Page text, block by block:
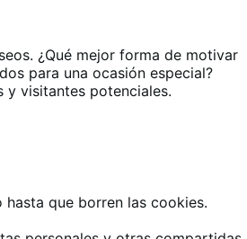
¿Qué mejor forma de motivar
para una ocasión especial?
y visitantes potenciales.
que borren las cookies.